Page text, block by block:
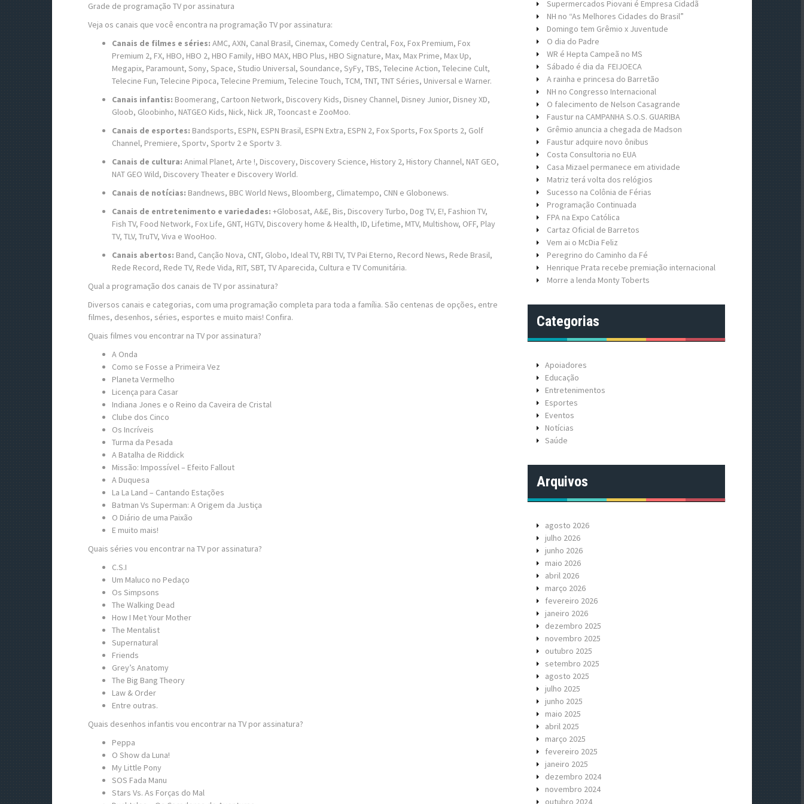
Grade de programação TV por assinatura
Veja os canais que você encontra na programação TV por assinatura:
Canais de filmes e séries: AMC, AXN, Canal Brasil, Cinemax, Comedy Central, Fox, Fox Premium, Fox
Premium 2, FX, HBO, HBO 2, HBO Family, HBO MAX, HBO Plus, HBO Signature, Max, Max Prime, Max Up,
Megapix, Paramount, Sony, Space, Studio Universal, Soundance, SyFy, TBS, Telecine Action, Telecine Cult,
Telecine Fun, Telecine Pipoca, Telecine Premium, Telecine Touch, TCM, TNT, TNT Séries, Universal e Warner.
Canais infantis: Boomerang, Cartoon Network, Discovery Kids, Disney Channel, Disney Junior, Disney XD,
Gloob, Gloobinho, NATGEO Kids, Nick, Nick JR, Tooncast e ZooMoo.
Canais de esportes: Bandsports, ESPN, ESPN Brasil, ESPN Extra, ESPN 2, Fox Sports, Fox Sports 2, Golf
Channel, Premiere, Sportv, Sportv 2 e Sportv 3.
Canais de cultura: Animal Planet, Arte !, Discovery, Discovery Science, History 2, History Channel, NAT GEO,
NAT GEO Wild, Discovery Theater e Discovery World.
Canais de notícias: Bandnews, BBC World News, Bloomberg, Climatempo, CNN e Globonews.
Canais de entretenimento e variedades: +Globosat, A&E, Bis, Discovery Turbo, Dog TV, E!, Fashion TV,
Fish TV, Food Network, Fox Life, GNT, HGTV, Discovery home & Health, ID, Lifetime, MTV, Multishow, OFF, Play
TV, TLV, TruTV, Viva e WooHoo.
Canais abertos: Band, Canção Nova, CNT, Globo, Ideal TV, RBI TV, TV Pai Eterno, Record News, Rede Brasil,
Rede Record, Rede TV, Rede Vida, RIT, SBT, TV Aparecida, Cultura e TV Comunitária.
Qual a programação dos canais de TV por assinatura?
Diversos canais e categorias, com uma programação completa para toda a família. São centenas de opções, entre
filmes, desenhos, séries, esportes e muito mais! Confira.
Quais filmes vou encontrar na TV por assinatura?
A Onda
Como se Fosse a Primeira Vez
Planeta Vermelho
Licença para Casar
Indiana Jones e o Reino da Caveira de Cristal
Clube dos Cinco
Os Incríveis
Turma da Pesada
A Batalha de Riddick
Missão: Impossível – Efeito Fallout
A Duquesa
La La Land – Cantando Estações
Batman Vs Superman: A Origem da Justiça
O Diário de uma Paixão
E muito mais!
Quais séries vou encontrar na TV por assinatura?
C.S.I
Um Maluco no Pedaço
Os Simpsons
The Walking Dead
How I Met Your Mother
The Mentalist
Supernatural
Friends
Grey’s Anatomy
The Big Bang Theory
Law & Order
Entre outras.
Quais desenhos infantis vou encontrar na TV por assinatura?
Peppa
O Show da Luna!
My Little Pony
SOS Fada Manu
Stars Vs. As Forças do Mal
Supermercados Piovani é Empresa Cidadã
NH no “As Melhores Cidades do Brasil”
Domingo tem Grêmio x Juventude
O dia do Padre
WR é Hepta Campeã no MS
Sábado é dia da FEIJOECA
A rainha e princesa do Barretão
NH no Congresso Internacional
O falecimento de Nelson Casagrande
Faustur na CAMPANHA S.O.S. GUARIBA
Grêmio anuncia a chegada de Madson
Faustur adquire novo ônibus
Costa Consultoria no EUA
Casa Mizael permanece em atividade
Matriz terá volta dos relógios
Sucesso na Colônia de Férias
Programação Continuada
FPA na Expo Católica
Cartaz Oficial de Barretos
Vem ai o McDia Feliz
Peregrino do Caminho da Fé
Henrique Prata recebe premiação internacional
Morre a lenda Monty Toberts
Categorias
Apoiadores
Educação
Entretenimentos
Esportes
Eventos
Notícias
Saúde
Arquivos
agosto 2026
julho 2026
junho 2026
maio 2026
abril 2026
março 2026
fevereiro 2026
janeiro 2026
dezembro 2025
novembro 2025
outubro 2025
setembro 2025
agosto 2025
julho 2025
junho 2025
maio 2025
abril 2025
março 2025
fevereiro 2025
janeiro 2025
dezembro 2024
novembro 2024
outubro 2024